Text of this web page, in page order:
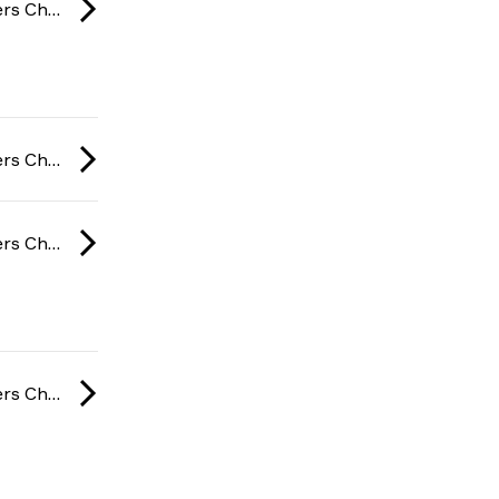
BC Game Masters Championship: Season 2 2026
BC Game Masters Championship: Season 2 2026
BC Game Masters Championship: Season 2 2026
BC Game Masters Championship: Season 2 2026